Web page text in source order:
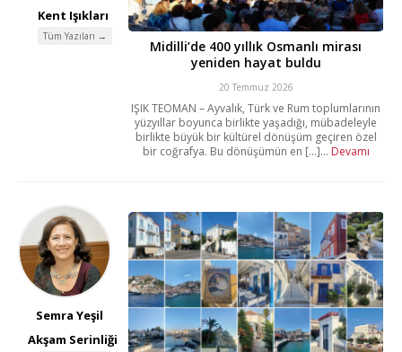
Kent Işıkları
Tüm Yazıları →
Midilli’de 400 yıllık Osmanlı mirası
yeniden hayat buldu
20 Temmuz 2026
IŞIK TEOMAN – Ayvalık, Türk ve Rum toplumlarının
yüzyıllar boyunca birlikte yaşadığı, mübadeleyle
birlikte büyük bir kültürel dönüşüm geçiren özel
bir coğrafya. Bu dönüşümün en [...]... Devamı
Semra Yeşil
Akşam Serinliği